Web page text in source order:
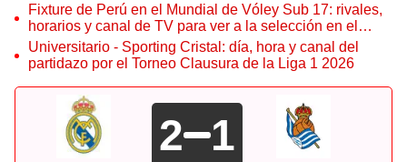
Fixture de Perú en el Mundial de Vóley Sub 17: rivales,
horarios y canal de TV para ver a la selección en el
torneo
Universitario - Sporting Cristal: día, hora y canal del
partidazo por el Torneo Clausura de la Liga 1 2026
2 1